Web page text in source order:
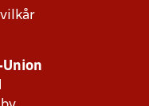
Union